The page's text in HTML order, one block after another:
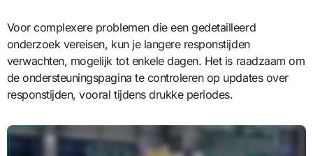
Voor complexere problemen die een gedetailleerd
onderzoek vereisen, kun je langere responstijden
verwachten, mogelijk tot enkele dagen. Het is raadzaam om
de ondersteuningspagina te controleren op updates over
responstijden, vooral tijdens drukke periodes.